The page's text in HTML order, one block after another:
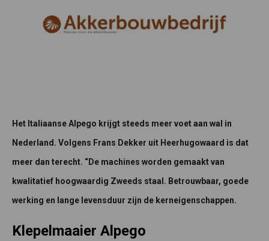
Het Italiaanse Alpego krijgt steeds meer voet aan wal in
Nederland. Volgens Frans Dekker uit Heerhugowaard is dat
meer dan terecht. “De machines worden gemaakt van
kwalitatief hoogwaardig Zweeds staal. Betrouwbaar, goede
werking en lange levensduur zijn de kerneigenschappen.
Klepelmaaier Alpego